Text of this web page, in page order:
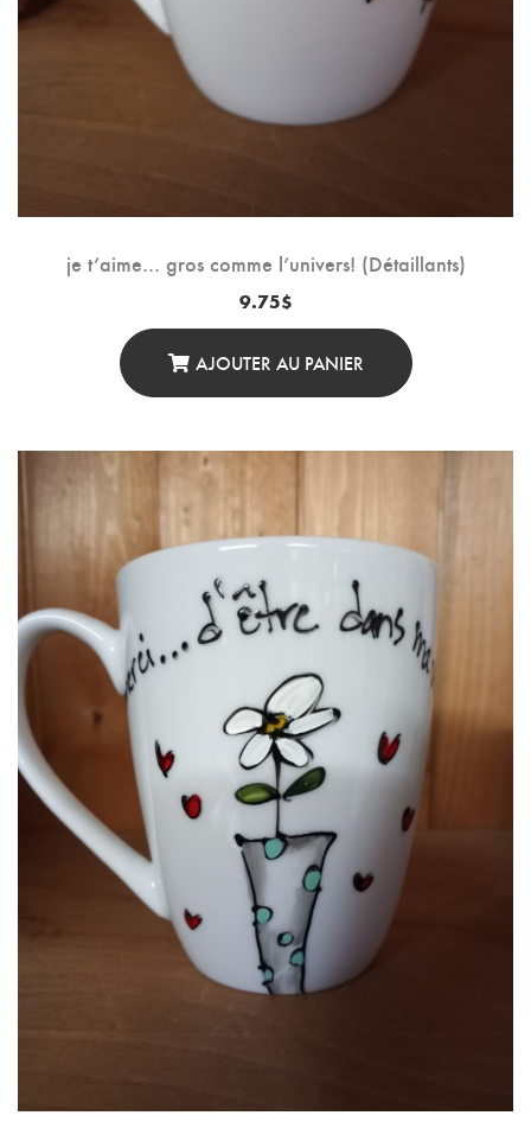
je t’aime… gros comme l’univers! (Détaillants)
9.75$
AJOUTER AU PANIER